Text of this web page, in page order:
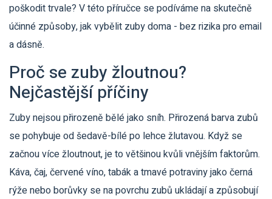
poškodit trvale? V této příručce se podíváme na skutečně
účinné způsoby, jak vybělit zuby doma - bez rizika pro email
a dásně.
Proč se zuby žloutnou?
Nejčastější příčiny
Zuby nejsou přirozeně bělé jako sníh. Přirozená barva zubů
se pohybuje od šedavě-bílé po lehce žlutavou. Když se
začnou více žloutnout, je to většinou kvůli vnějším faktorům.
Káva, čaj, červené víno, tabák a tmavé potraviny jako černá
rýže nebo borůvky se na povrchu zubů ukládají a způsobují